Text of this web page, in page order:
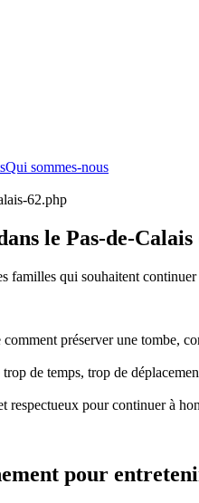
Qui sommes-nous
62.php
le Pas-de-Calais
familles qui souhaitent
préserver une tombe,
de temps, trop de
respectueux pour continuer à
pour